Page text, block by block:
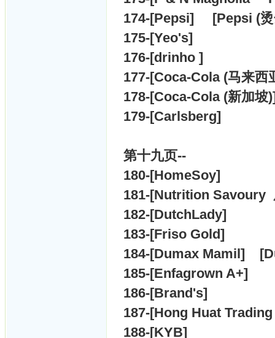
174-[Pepsi] [Pepsi (
175-[Yeo's]
176-[drinho ]
177-[Coca-Cola (马来西
178-[Coca-Cola (新加坡
179-[Carlsberg]
第十九页--
180-[HomeSoy]
181-[Nutrition Savoury
182-[DutchLady]
183-[Friso Gold]
184-[Dumax Mamil] [
185-[Enfagrown A+]
186-[Brand's]
187-[Hong Huat
188-[KYB]